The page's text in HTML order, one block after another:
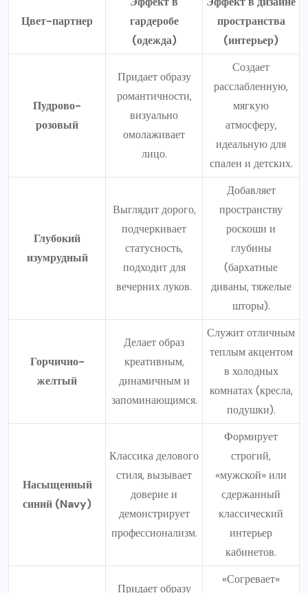
Цвет-партнер
гардеробе
(одежда)
пространства
(интерьер)
Пудрово-
розовый
Придает образу
романтичности,
визуально
омолаживает
лицо.
Создает
расслабленную,
мягкую
атмосферу,
идеальную для
спален и детских.
Глубокий
изумрудный
Выглядит дорого,
подчеркивает
статусность,
подходит для
вечерних луков.
Добавляет
пространству
роскоши и
глубины
(бархатные
диваны, тяжелые
шторы).
Горчично-
желтый
Делает образ
креативным,
динамичным и
запоминающимся.
Служит отличным
теплым акцентом
в холодных
комнатах (кресла,
подушки).
Насыщенный
синий (Navy)
Классика делового
стиля, вызывает
доверие и
демонстрирует
профессионализм.
Формирует
строгий,
«мужской» или
сдержанный
классический
интерьер
кабинетов.
Придает образу
«Согревает»